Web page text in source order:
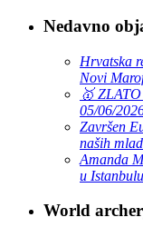
Nedavno
Hrvatska
Novi
🥇
05/06/
Završen
naših
Amanda
u Istanbulu
World